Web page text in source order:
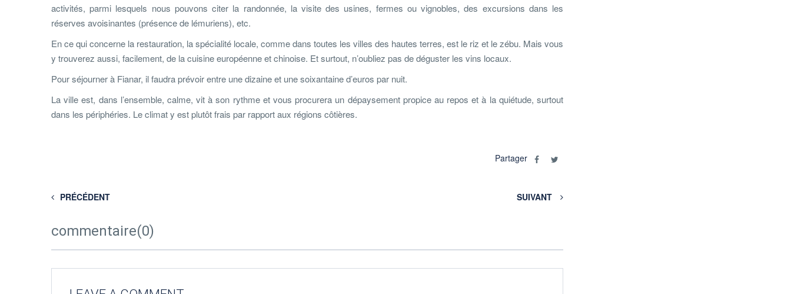
activités, parmi lesquels nous pouvons citer la randonnée, la visite des usines, fermes ou vignobles, des excursions dans les
réserves avoisinantes (présence de lémuriens), etc.
En ce qui concerne la restauration, la spécialité locale, comme dans toutes les villes des hautes terres, est le riz et le zébu. Mais vous
y trouverez aussi, facilement, de la cuisine européenne et chinoise. Et surtout, n’oubliez pas de déguster les vins locaux.
Pour séjourner à Fianar, il faudra prévoir entre une dizaine et une soixantaine d’euros par nuit.
La ville est, dans l’ensemble, calme, vit à son rythme et vous procurera un dépaysement propice au repos et à la quiétude, surtout
dans les périphéries. Le climat y est plutôt frais par rapport aux régions côtières.
Partager
PRÉCÉDENT SUIVANT
commentaire(0)